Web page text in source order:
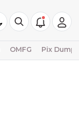
OMFG Pix Dump